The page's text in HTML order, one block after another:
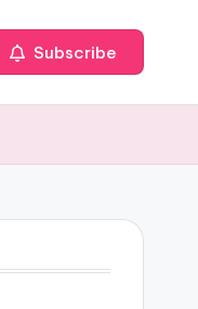
Subscribe